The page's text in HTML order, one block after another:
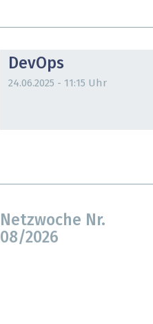
DevOps
24.06.2025 - 11:15 Uhr
Netzwoche Nr.
08/2026